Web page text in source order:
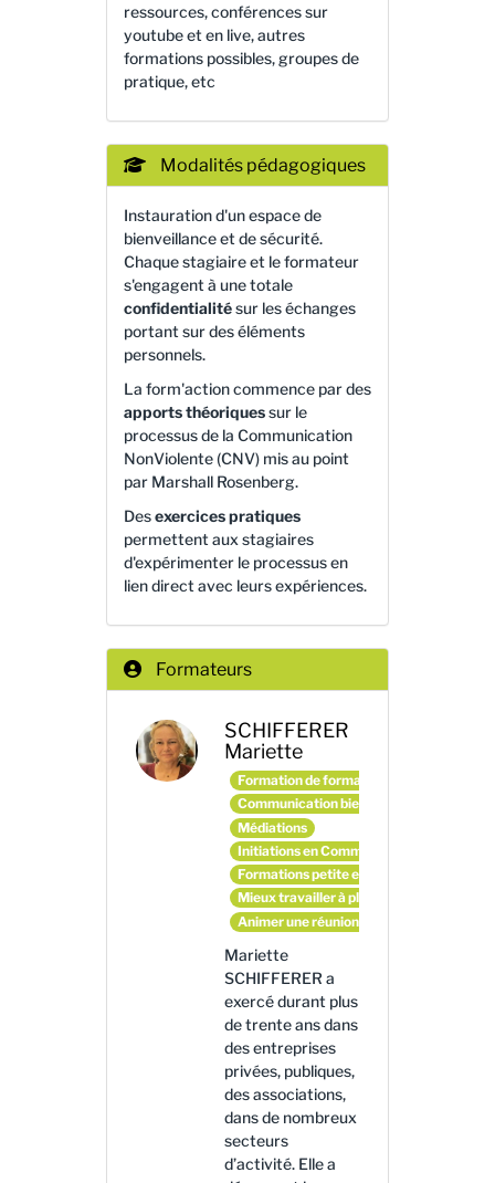
ressources, conférences sur
youtube et en live, autres
formations possibles, groupes de
pratique, etc
Modalités pédagogiques
Instauration d'un espace de
bienveillance et de sécurité.
Chaque stagiaire et le formateur
s'engagent à une totale
confidentialitésur les échanges
portant sur des éléments
personnels.
La form'action commence par des
apports théoriquessur le
processus de la Communication
NonViolente (CNV) mis au point
par Marshall Rosenberg.
Desexercices pratiques
permettent aux stagiaires
d'expérimenter le processus en
lien direct avec leurs expériences.
Formateurs
SCHIFFERER
Mariette
Formation de formateurs et d'animateurs
Communication bienveillante
Médiations
Initiations en Communication Non
Formations petite enfance
Mieux travailler à plusieurs
Animer une réunion en mode coopératif
Mariette
SCHIFFERER a
exercé durant plus
de trente ans dans
des entreprises
privées, publiques,
des associations,
dans de nombreux
secteurs
d’activité. Elle a